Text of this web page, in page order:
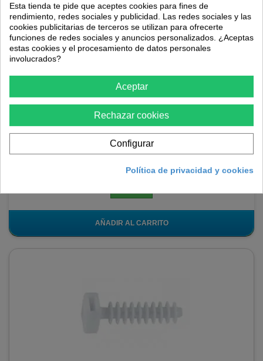
Brida nylon verde Index
Bridas de plástico de sujeción de color verde para cables,
mangueras, tuberías y otros objetos ligeros como puede ser
mallas de ocultación y otros...
2,03 €
AÑADIR AL CARRITO
Esta tienda te pide que aceptes cookies para fines de
rendimiento, redes sociales y publicidad. Las redes sociales y las
cookies publicitarias de terceros se utilizan para ofrecerte
funciones de redes sociales y anuncios personalizados. ¿Aceptas
estas cookies y el procesamiento de datos personales
involucrados?
Aceptar
Rechazar cookies
Configurar
Política de privacidad y cookies